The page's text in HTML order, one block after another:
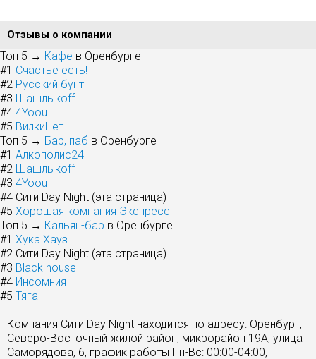
Отзывы о компании
Топ 5 → Кафе в Оренбурге
#1 Счастье есть!
#2 Русский бунт
#3 Шашлыкоff
#4 4Yoou
#5 ВилкиНет
Топ 5 → Бар, паб в Оренбурге
#1 Алкополис24
#2 Шашлыкоff
#3 4Yoou
#4 Сити Day Night (эта страница)
#5 Хорошая компания Экспресс
Топ 5 → Кальян-бар в Оренбурге
#1 Хука Хауз
#2 Сити Day Night (эта страница)
#3 Black house
#4 Инсомния
#5 Тяга
Компания Сити Day Night находится по адресу: Оренбург,
Северо-Восточный жилой район, микрорайон 19А, улица
Саморядова, 6, график работы Пн-Вс: 00:00-04:00,